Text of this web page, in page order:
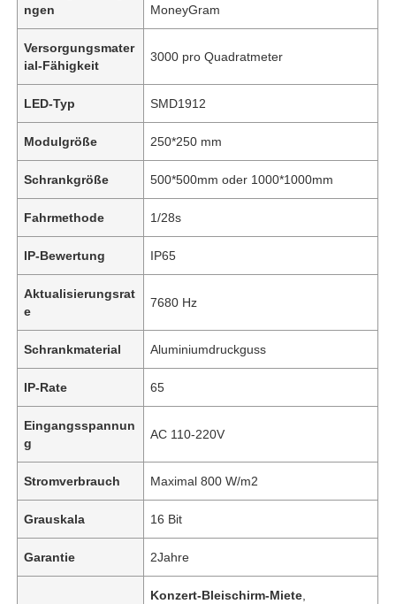
ngen
MoneyGram
Versorgungsmater
ial-Fähigkeit
3000 pro Quadratmeter
LED-Typ SMD1912
Modulgröße 250*250 mm
Schrankgröße 500*500mm oder 1000*1000mm
Fahrmethode 1/28s
IP-Bewertung IP65
Aktualisierungsrat
e
7680 Hz
Schrankmaterial Aluminiumdruckguss
IP-Rate 65
Eingangsspannun
g
AC 110-220V
Stromverbrauch Maximal 800 W/m2
Grauskala 16 Bit
Garantie 2Jahre
Konzert-Bleischirm-Miete